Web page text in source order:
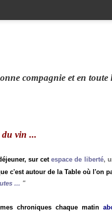
compagnie et en toute
vin ...
sur cetespace de liberté, u
c'est autour de la Table où l'on
... "
chroniques chaque matin